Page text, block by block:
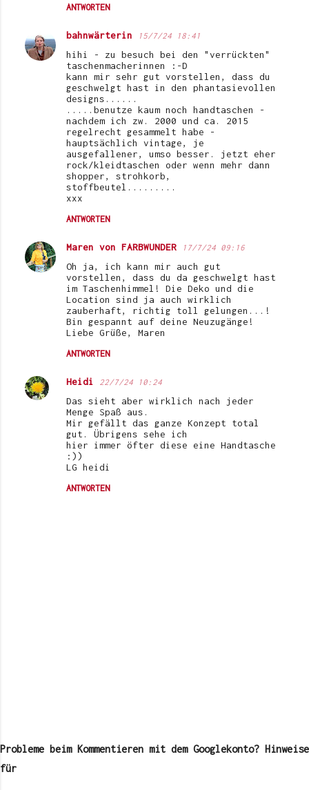
ANTWORTEN
bahnwärterin 15/7/24 18:41
hihi - zu besuch bei den "verrückten"
taschenmacherinnen :-D
kann mir sehr gut vorstellen, dass du
geschwelgt hast in den phantasievollen
designs......
.....benutze kaum noch handtaschen -
nachdem ich zw. 2000 und ca. 2015
regelrecht gesammelt habe -
hauptsächlich vintage, je
ausgefallener, umso besser. jetzt eher
rock/kleidtaschen oder wenn mehr dann
shopper, strohkorb,
stoffbeutel.........
xxx
ANTWORTEN
Maren von FARBWUNDER 17/7/24 09:16
Oh ja, ich kann mir auch gut
vorstellen, dass du da geschwelgt hast
im Taschenhimmel! Die Deko und die
Location sind ja auch wirklich
zauberhaft, richtig toll gelungen...!
Bin gespannt auf deine Neuzugänge!
Liebe Grüße, Maren
ANTWORTEN
Heidi 22/7/24 10:24
Das sieht aber wirklich nach jeder
Menge Spaß aus.
Mir gefällt das ganze Konzept total
gut. Übrigens sehe ich
hier immer öfter diese eine Handtasche
:))
LG heidi
ANTWORTEN
m
m
Probleme beim Kommentieren mit dem Googlekonto? Hinweise
für